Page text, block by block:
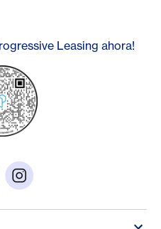
Leasing ahora!